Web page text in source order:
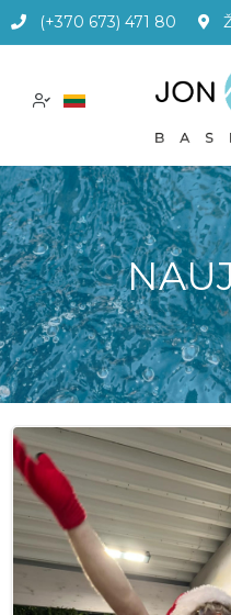
(+370 673) 471 80
KAINOS
APIE MUS
ADMINISTRACINĖ
DUK
KONTAKTAI